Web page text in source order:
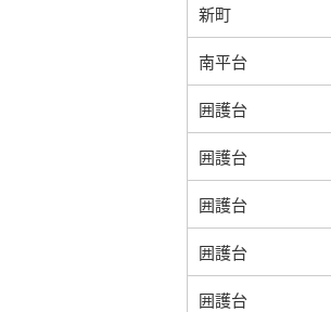
新町
南平台
囲護台
囲護台
囲護台
囲護台
囲護台